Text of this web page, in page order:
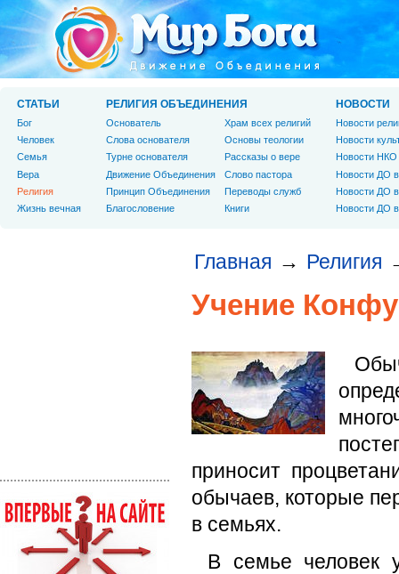
Главная → Религия
Учение
приносит
обычаев, которые
в семьях.
В семье человек
СТАТЬИ
Бог
Человек
Cемья
Вера
Религия
Жизнь вечная
РЕЛИГИЯ ОБЪЕДИНЕНИЯ
Основатель
Слова основателя
Турне основателя
Движение Объединения
Принцип Объединения
Благословение
Храм всех религий
Основы теологии
Рассказы о вере
Слово пастора
Переводы служб
Книги
НОВОСТИ
Новости
Новости
Новости НКО
Новости ДО
Новости ДО
Новости ДО